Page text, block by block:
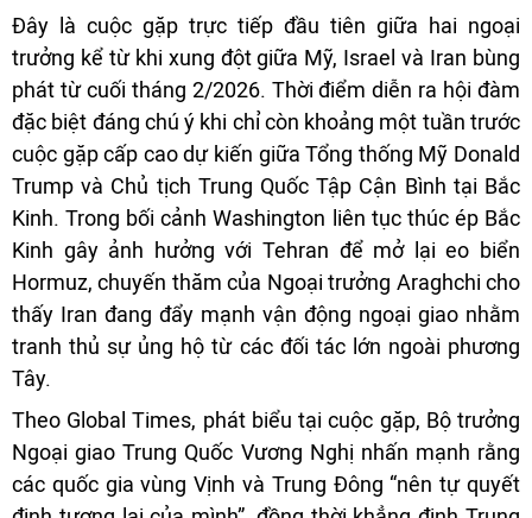
Đây là cuộc gặp trực tiếp đầu tiên giữa hai ngoại
trưởng kể từ khi xung đột giữa Mỹ, Israel và Iran bùng
phát từ cuối tháng 2/2026. Thời điểm diễn ra hội đàm
đặc biệt đáng chú ý khi chỉ còn khoảng một tuần trước
cuộc gặp cấp cao dự kiến giữa Tổng thống Mỹ Donald
Trump và Chủ tịch Trung Quốc Tập Cận Bình tại Bắc
Kinh. Trong bối cảnh Washington liên tục thúc ép Bắc
Kinh gây ảnh hưởng với Tehran để mở lại eo biển
Hormuz, chuyến thăm của Ngoại trưởng Araghchi cho
thấy Iran đang đẩy mạnh vận động ngoại giao nhằm
tranh thủ sự ủng hộ từ các đối tác lớn ngoài phương
Tây.
Theo Global Times, phát biểu tại cuộc gặp, Bộ trưởng
Ngoại giao Trung Quốc Vương Nghị nhấn mạnh rằng
các quốc gia vùng Vịnh và Trung Đông “nên tự quyết